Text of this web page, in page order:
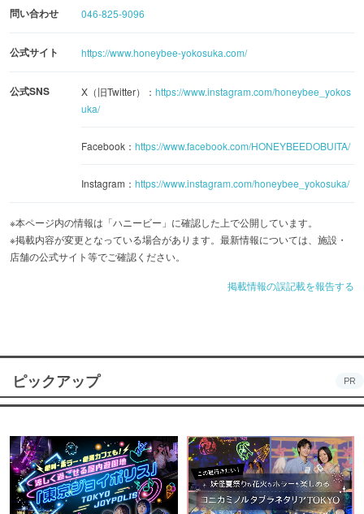
ーといえばタコス”といわれるほどで、同店を訪れたなら必
問い合わせ 046-825-9096
公式サイト https://www.honeybee-yokosuka.com/
公式SNS X（旧Twitter）： https://www.instagram.com/honeybee_yokos
uka/
Facebook： https://www.facebook.com/HONEYBEEDOBUITA/
Instagram： https://www.instagram.com/honeybee_yokosuka/
※本ページ内の情報は「ハニービー」に確認した上で公開しています。
※掲載内容が変更となっている場合があります。最新情報については、施設・
店舗の公式サイト等でご確認ください。
掲載情報の誤記載を報告する
ピックアップ PR